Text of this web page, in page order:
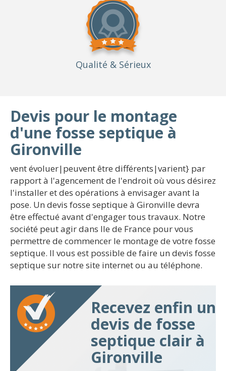
Qualité & Sérieux
Devis pour le montage
d'une fosse septique à
Gironville
vent évoluer|peuvent être différents|varient} par
rapport à l'agencement de l'endroit où vous désirez
l'installer et des opérations à envisager avant la
pose. Un devis fosse septique à Gironville devra
être effectué avant d'engager tous travaux. Notre
société peut agir dans Ile de France pour vous
permettre de commencer le montage de votre fosse
septique. Il vous est possible de faire un devis fosse
septique sur notre site internet ou au téléphone.
Recevez enfin un
devis de fosse
septique clair à
Gironville